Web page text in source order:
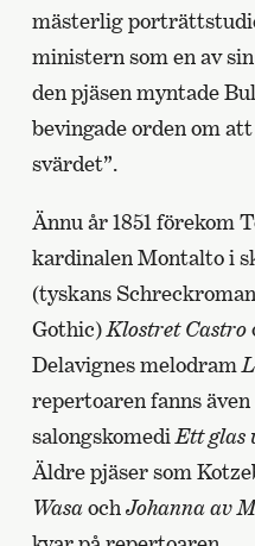
mästerlig
ministern som en av
den pjäsen myntade
bevingade orden om
svärdet”.
Ännu år 1851 förekom
kardinalen Montalto i
(tyskans
Gothic)Klostret Castro
Delavignes melodram
repertoaren fanns
salongskomediEtt glas
Äldre pjäser som
WasaochJohanna av